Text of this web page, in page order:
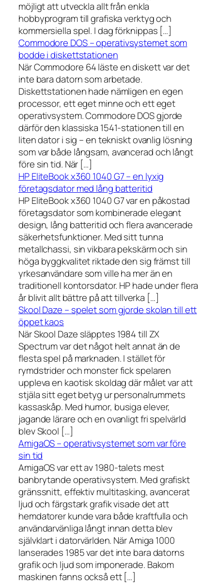
möjligt att utveckla allt från enkla
hobbyprogram till grafiska verktyg och
kommersiella spel. I dag förknippas […]
Commodore DOS – operativsystemet som
bodde i diskettstationen
När Commodore 64 läste en diskett var det
inte bara datorn som arbetade.
Diskettstationen hade nämligen en egen
processor, ett eget minne och ett eget
operativsystem. Commodore DOS gjorde
därför den klassiska 1541-stationen till en
liten dator i sig – en tekniskt ovanlig lösning
som var både långsam, avancerad och långt
före sin tid. När […]
HP EliteBook x360 1040 G7 – en lyxig
företagsdator med lång batteritid
HP EliteBook x360 1040 G7 var en påkostad
företagsdator som kombinerade elegant
design, lång batteritid och flera avancerade
säkerhetsfunktioner. Med sitt tunna
metallchassi, sin vikbara pekskärm och sin
höga byggkvalitet riktade den sig främst till
yrkesanvändare som ville ha mer än en
traditionell kontorsdator. HP hade under flera
år blivit allt bättre på att tillverka […]
Skool Daze – spelet som gjorde skolan till ett
öppet kaos
När Skool Daze släpptes 1984 till ZX
Spectrum var det något helt annat än de
flesta spel på marknaden. I stället för
rymdstrider och monster fick spelaren
uppleva en kaotisk skoldag där målet var att
stjäla sitt eget betyg ur personalrummets
kassaskåp. Med humor, busiga elever,
jagande lärare och en ovanligt fri spelvärld
blev Skool […]
AmigaOS – operativsystemet som var före
sin tid
AmigaOS var ett av 1980-talets mest
banbrytande operativsystem. Med grafiskt
gränssnitt, effektiv multitasking, avancerat
ljud och färgstark grafik visade det att
hemdatorer kunde vara både kraftfulla och
användarvänliga långt innan detta blev
självklart i datorvärlden. När Amiga 1000
lanserades 1985 var det inte bara datorns
grafik och ljud som imponerade. Bakom
maskinen fanns också ett […]